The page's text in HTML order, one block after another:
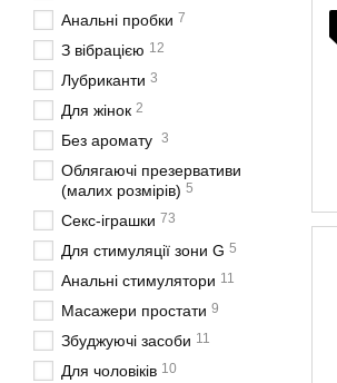
Анальні пробки 7
З вібрацією 12
Лубриканти 3
Для жінок 2
Без аромату 3
Облягаючі презервативи
(малих розмірів) 5
Секс-іграшки 73
Для стимуляції зони G 5
Анальні стимулятори 11
Масажери простати 9
Збуджуючі засоби 11
Для чоловіків 10